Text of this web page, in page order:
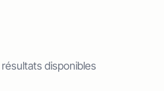
résultats disponibles